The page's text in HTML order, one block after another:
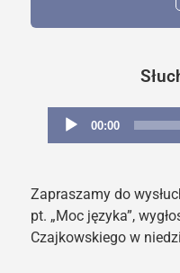
00:00
Zapraszamy do
pt. „Moc języka”,
Czajkowskiego w